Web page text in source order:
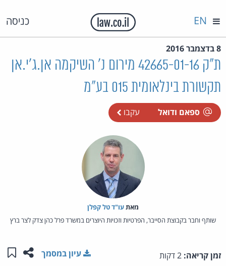
כניסה EN
8 בדצמבר 2016
ת"ק 42665-01-16 מירום נ' השיקמה אן.ג'י.אן
תקשורת בינלאומית 015 בע"מ
ספאם ודואל עקבו
מאת‏עו"ד טל קפלן
שותף וחבר בקבוצת הסייבר, הפרטיות וזכויות היוצרים במשרד פרל כהן צדק לצר ברץ
זמן קריאה: שתפו
עיון במסמך